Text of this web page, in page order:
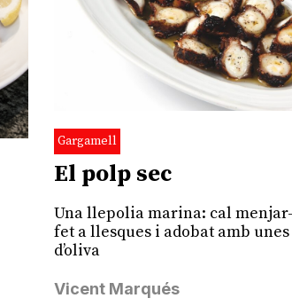
Gargamell
El polp sec
Una llepolia marina: cal
fet a llesques i adobat amb unes
d’oliva
Vicent Marqués